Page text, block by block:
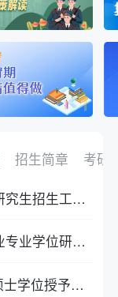
招生简章 考研
教育部关于印发《2026年全国硕士研究生招生工作管理规定》的通知
关于公布通过2025年质量监测的农业专业学位研究生培养单位和科技小院名单的通知
国务院学位委员会关于印发《博士硕士学位授予资格审核办法》的通知